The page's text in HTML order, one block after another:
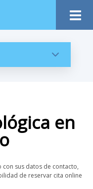
en
con sus datos de contacto,
de reservar cita online